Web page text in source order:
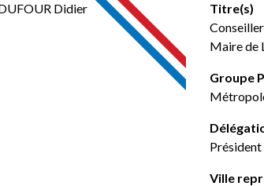
Titre(s)
Maire de
Groupe
Président
Ville